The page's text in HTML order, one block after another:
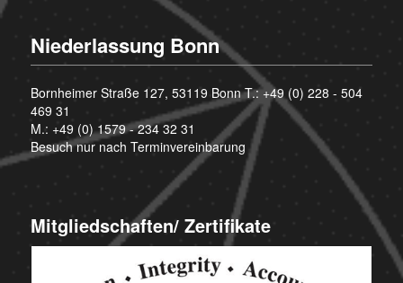
Niederlassung Bonn
Bornheimer Straße 127, 53119 Bonn T.:+49 (0) 228 - 504
469 31
M.: +49 (0) 1579 - 234 32 31
Besuch nur nach Terminvereinbarung
Mitgliedschaften/ Zertifikate